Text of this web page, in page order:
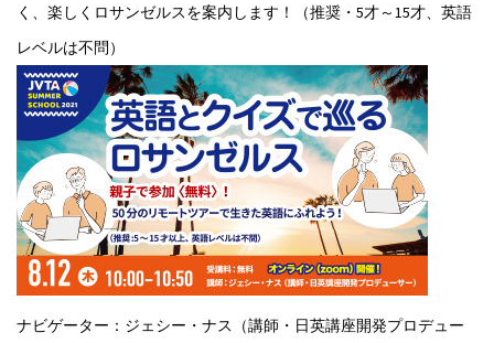
く、楽しくロサンゼルスを案内します！（推奨・5才～15才、英語
レベルは不問）
ナビゲーター：ジェシー・ナス（講師・日英講座開発プロデュー